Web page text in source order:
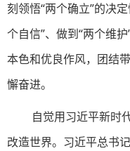
刻领悟“两个确立”的决
个自信”、做到“两个维
本色和优良作风，团结
懈奋进。
自觉用习近平新时
改造世界。习近平总书